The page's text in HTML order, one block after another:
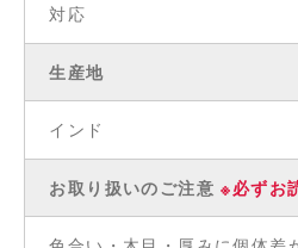
対応
生産地
インド
お取り扱いのご注意※必ずお